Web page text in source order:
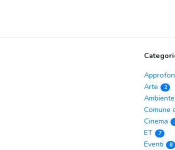
Arte 2
Ambiente
Comune
Cinema
ET 7
Eventi 8